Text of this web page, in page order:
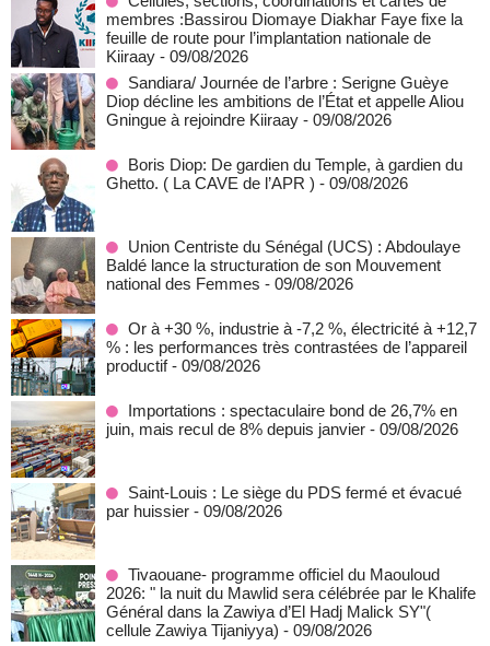
membres :Bassirou Diomaye Diakhar Faye fixe la
feuille de route pour l’implantation nationale de
Kiiraay - 09/08/2026
Sandiara/ Journée de l’arbre : Serigne Guèye
Diop décline les ambitions de l’État et appelle Aliou
Gningue à rejoindre Kiiraay - 09/08/2026
Boris Diop: De gardien du Temple, à gardien du
Ghetto. ( La CAVE de l’APR ) - 09/08/2026
Union Centriste du Sénégal (UCS) : Abdoulaye
Baldé lance la structuration de son Mouvement
national des Femmes - 09/08/2026
Or à +30 %, industrie à -7,2 %, électricité à +12,7
% : les performances très contrastées de l’appareil
productif - 09/08/2026
Importations : spectaculaire bond de 26,7% en
juin, mais recul de 8% depuis janvier - 09/08/2026
Saint-Louis : Le siège du PDS fermé et évacué
par huissier - 09/08/2026
Tivaouane- programme officiel du Maouloud
2026: " la nuit du Mawlid sera célébrée par le Khalife
Général dans la Zawiya d’El Hadj Malick SY"(
cellule Zawiya Tijaniyya) - 09/08/2026